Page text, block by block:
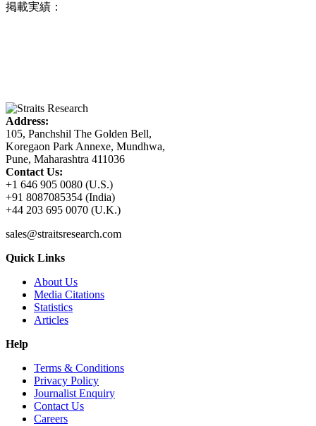
掲載実績：
Address:
105, Panchshil The Golden Bell,
Koregaon Park Annexe, Mundhwa,
Pune, Maharashtra 411036
Contact Us:
+1 646 905 0080 (U.S.)
+91 8087085354 (India)
+44 203 695 0070 (U.K.)
sales@straitsresearch.com
Quick Links
About Us
Media Citations
Statistics
Articles
Help
Terms & Conditions
Privacy Policy
Journalist Enquiry
Contact Us
Careers